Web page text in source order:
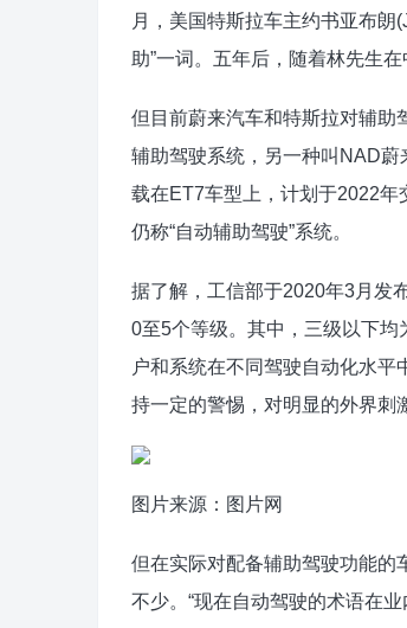
月，美国特斯拉车主约书亚布朗
助”一词。五年后，随着林先生
但目前蔚来汽车和特斯拉对辅助
辅助驾驶系统，另一种叫NAD蔚
载在ET7车型上，计划于2022年
仍称“自动辅助驾驶”系统。
据了解，工信部于2020年3月发
0至5个等级。其中，三级以下均
户和系统在不同驾驶自动化水
持一定的警惕，对明显的外界刺
图片来源：图片网
但在实际对配备辅助驾驶功能的
不少。“现在自动驾驶的术语在